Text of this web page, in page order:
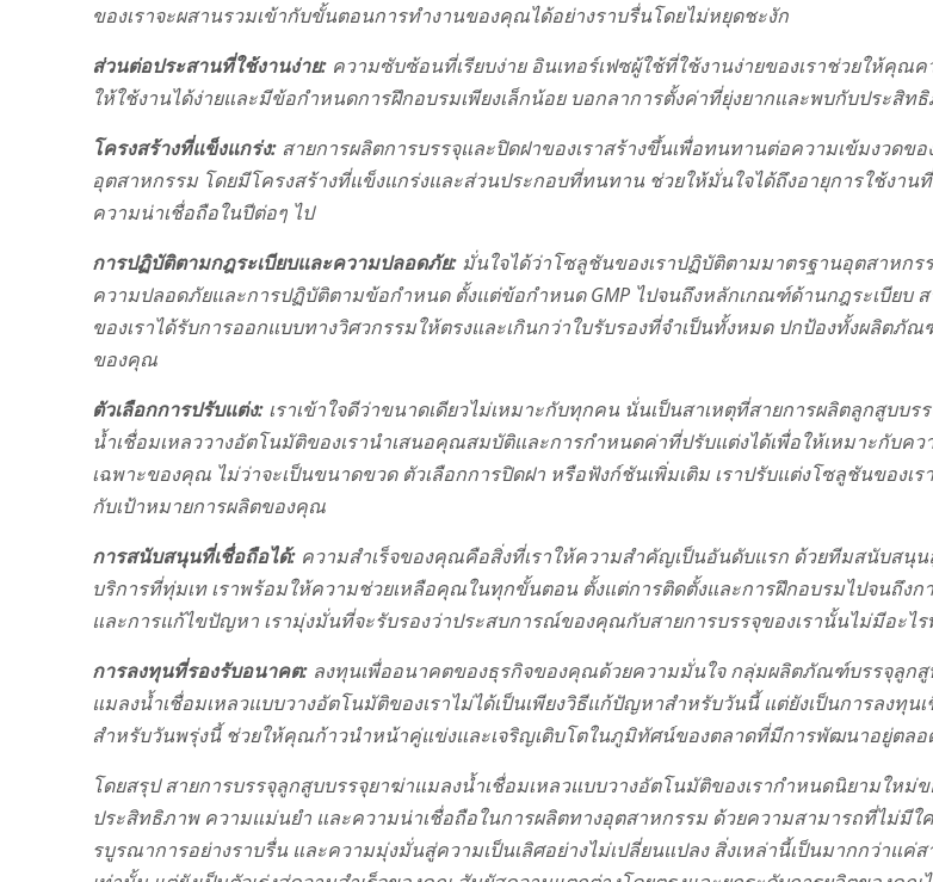
ของเราจะผสานรวมเข้ากับขั้นตอนการทำงานของคุณได้อย่างราบรื่นโดยไม่หยุดชะงัก
ส่วนต่อประสานที่ใช้งานง่าย: ความซับซ้อนที่เรียบง่าย อินเทอร์เฟซผู้ใช้ที่ใช้งานง่ายของเราช่วยให้คุณ
ให้ใช้งานได้ง่ายและมีข้อกำหนดการฝึกอบรมเพียงเล็กน้อย บอกลาการตั้งค่าที่ยุ่งยากและพบกับประสิท
โครงสร้างที่แข็งแกร่ง: สายการผลิตการบรรจุและปิดฝาของเราสร้างขึ้นเพื่อทนทานต่อความเข้มงวดขอ
อุตสาหกรรม โดยมีโครงสร้างที่แข็งแกร่งและส่วนประกอบที่ทนทาน ช่วยให้มั่นใจได้ถึงอายุการใช้งาน
ความน่าเชื่อถือในปีต่อๆ ไป
การปฏิบัติตามกฎระเบียบและความปลอดภัย: มั่นใจได้ว่าโซลูชันของเราปฏิบัติตามมาตรฐานอุตสาหกร
ความปลอดภัยและการปฏิบัติตามข้อกำหนด ตั้งแต่ข้อกำหนด GMP ไปจนถึงหลักเกณฑ์ด้านกฎระเบียบ ส
ของเราได้รับการออกแบบทางวิศวกรรมให้ตรงและเกินกว่าใบรับรองที่จำเป็นทั้งหมด ปกป้องทั้งผลิตภัณ
ของคุณ
ตัวเลือกการปรับแต่ง: เราเข้าใจดีว่าขนาดเดียวไม่เหมาะกับทุกคน นั่นเป็นสาเหตุที่สายการผลิตลูกสูบบร
น้ำเชื่อมเหลววางอัตโนมัติของเรานำเสนอคุณสมบัติและการกำหนดค่าที่ปรับแต่งได้เพื่อให้เหมาะกับคว
เฉพาะของคุณ ไม่ว่าจะเป็นขนาดขวด ตัวเลือกการปิดฝา หรือฟังก์ชันเพิ่มเติม เราปรับแต่งโซลูชันของเ
กับเป้าหมายการผลิตของคุณ
การสนับสนุนที่เชื่อถือได้: ความสำเร็จของคุณคือสิ่งที่เราให้ความสำคัญเป็นอันดับแรก ด้วยทีมสนับสนุ
บริการที่ทุ่มเท เราพร้อมให้ความช่วยเหลือคุณในทุกขั้นตอน ตั้งแต่การติดตั้งและการฝึกอบรมไปจนถึงก
และการแก้ไขปัญหา เรามุ่งมั่นที่จะรับรองว่าประสบการณ์ของคุณกับสายการบรรจุของเรานั้นไม่มีอะไร
การลงทุนที่รองรับอนาคต: ลงทุนเพื่ออนาคตของธุรกิจของคุณด้วยความมั่นใจ กลุ่มผลิตภัณฑ์บรรจุลูกสู
แมลงน้ำเชื่อมเหลวแบบวางอัตโนมัติของเราไม่ได้เป็นเพียงวิธีแก้ปัญหาสำหรับวันนี้ แต่ยังเป็นการลงทุน
สำหรับวันพรุ่งนี้ ช่วยให้คุณก้าวนำหน้าคู่แข่งและเจริญเติบโตในภูมิทัศน์ของตลาดที่มีการพัฒนาอยู่ตลอ
โดยสรุป สายการบรรจุลูกสูบบรรจุยาฆ่าแมลงน้ำเชื่อมเหลวแบบวางอัตโนมัติของเรากำหนดนิยามใหม่ข
ประสิทธิภาพ ความแม่นยำ และความน่าเชื่อถือในการผลิตทางอุตสาหกรรม ด้วยความสามารถที่ไม่มีใ
รบูรณาการอย่างราบรื่น และความมุ่งมั่นสู่ความเป็นเลิศอย่างไม่เปลี่ยนแปลง สิ่งเหล่านี้เป็นมากกว่าแค่ส